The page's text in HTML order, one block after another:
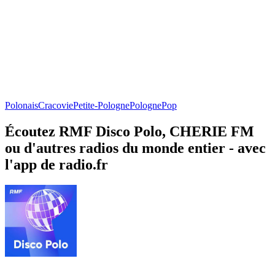
PolonaisCracoviePetite-PolognePolognePop
Écoutez RMF Disco Polo, CHERIE FM
ou d'autres radios du monde entier - avec
l'app de radio.fr